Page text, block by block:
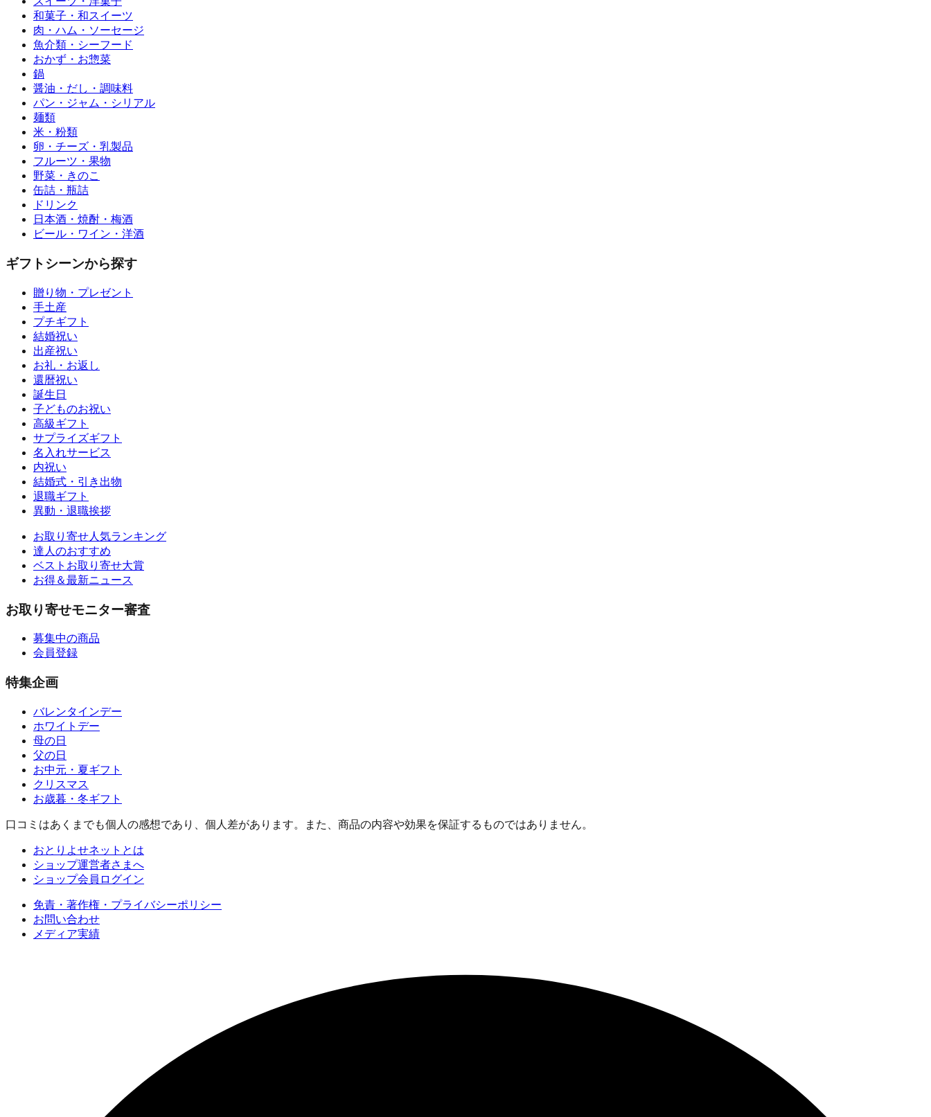
和菓子・和スイーツ
肉・ハム・ソーセージ
魚介類・シーフード
おかず・お惣菜
鍋
醤油・だし・調味料
パン・ジャム・シリアル
麺類
米・粉類
卵・チーズ・乳製品
フルーツ・果物
野菜・きのこ
缶詰・瓶詰
ドリンク
日本酒・焼酎・梅酒
ビール・ワイン・洋酒
ギフトシーンから探す
贈り物・プレゼント
手土産
プチギフト
結婚祝い
出産祝い
お礼・お返し
還暦祝い
誕生日
子どものお祝い
高級ギフト
サプライズギフト
名入れサービス
内祝い
結婚式・引き出物
退職ギフト
異動・退職挨拶
お取り寄せ人気ランキング
達人のおすすめ
ベストお取り寄せ大賞
お得＆最新ニュース
お取り寄せモニター審査
募集中の商品
会員登録
特集企画
バレンタインデー
ホワイトデー
母の日
父の日
お中元・夏ギフト
クリスマス
お歳暮・冬ギフト
口コミはあくまでも個人の感想であり、個人差があります。また、商品の内容や効果を保証するものではありません。
おとりよせネットとは
ショップ運営者さまへ
ショップ会員ログイン
免責・著作権・プライバシーポリシー
お問い合わせ
メディア実績